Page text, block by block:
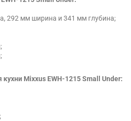
292 мм ширина и 341 мм глубина;
Mixxus EWH-1215 Small Under: